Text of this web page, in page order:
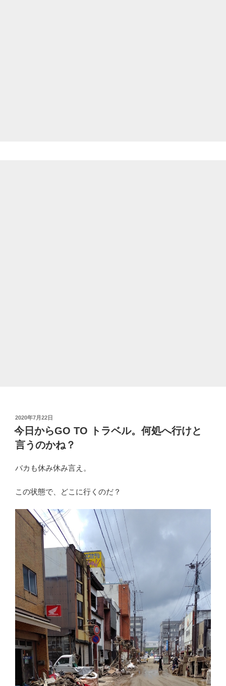
投
稿
日:
2020年7月22日
今日からGO TO トラベル。何処へ行けと
言うのかね？
バカも休み休み言え。
この状態で、どこに行くのだ？